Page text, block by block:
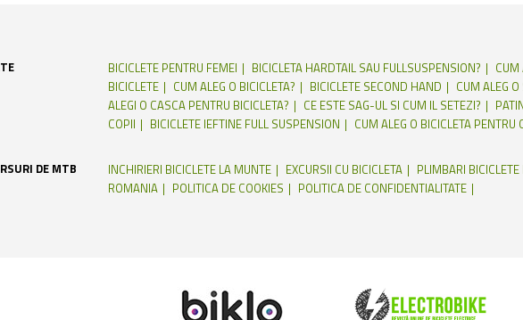
BICICLETE PENTRU FEMEI BICICLETA HARDTAIL SAU FULLSUSPENSION? CUM
BICICLETE
CUM ALEG O BICICLETA? BICICLETE SECOND HAND CUM ALEG
ALEGI O CASCA PENTRU BICICLETA?
CE ESTE SAG-UL SI CUM IL SETEZI?
COPII
BICICLETE IEFTINE FULL SUSPENSION CUM ALEG O BICICLETA PENTRU
DE MTB INCHIRIERI BICICLETE LA MUNTE EXCURSII CU BICICLETA PLIMBARI BICICLETE
ROMANIA
POLITICA DE COOKIES POLITICA DE CONFIDENTIALITATE